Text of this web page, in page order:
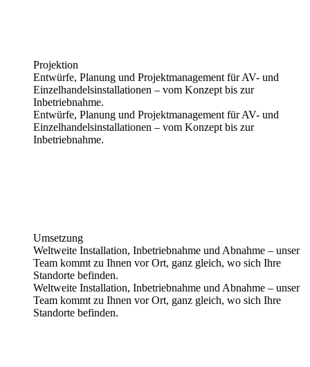
Projektion
Entwürfe, Planung und Projektmanagement für AV- und
Einzelhandelsinstallationen – vom Konzept bis zur
Inbetriebnahme.
Entwürfe, Planung und Projektmanagement für AV- und
Einzelhandelsinstallationen – vom Konzept bis zur
Inbetriebnahme.
Umsetzung
Weltweite Installation, Inbetriebnahme und Abnahme – unser
Team kommt zu Ihnen vor Ort, ganz gleich, wo sich Ihre
Standorte befinden.
Weltweite Installation, Inbetriebnahme und Abnahme – unser
Team kommt zu Ihnen vor Ort, ganz gleich, wo sich Ihre
Standorte befinden.